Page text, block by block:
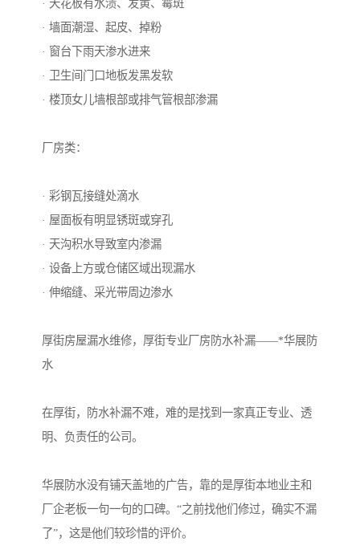
· 天花板有水渍、发黄、霉斑
· 墙面潮湿、起皮、掉粉
· 窗台下雨天渗水进来
· 卫生间门口地板发黑发软
· 楼顶女儿墙根部或排气管根部渗漏
厂房类：
· 彩钢瓦接缝处滴水
· 屋面板有明显锈斑或穿孔
· 天沟积水导致室内渗漏
· 设备上方或仓储区域出现漏水
· 伸缩缝、采光带周边渗水
厚街房屋漏水维修，厚街专业厂房防水补漏——*华展防
水
在厚街，防水补漏不难，难的是找到一家真正专业、透
明、负责任的公司。
华展防水没有铺天盖地的广告，靠的是厚街本地业主和
厂企老板一句一句的口碑。“之前找他们修过，确实不漏
了”，这是他们较珍惜的评价。